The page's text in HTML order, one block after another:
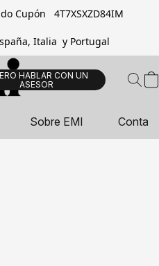
Cupón 4T7XSXZD84IM
Italia y Portugal
HABLAR CON UN
ASESOR
Sobre EMI